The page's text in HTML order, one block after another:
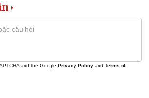
Xe máy
and the Google Privacy Policy and Terms of